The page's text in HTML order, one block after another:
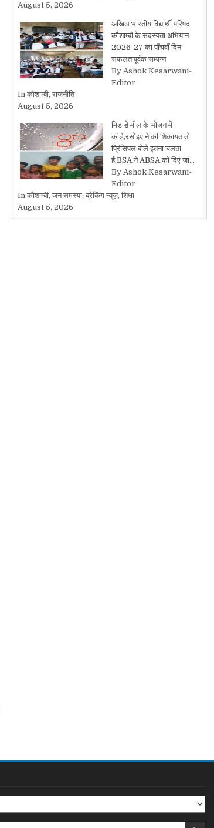
August 5, 2026
अखिल भारतीय विद्यार्थी परिषद
कौशाम्बी के सदस्यता अभियान
2026-27 का पाँचवाँ दिन
सफलतापूर्वक सम्पन्न
By Ashok Kesarwani-
Editor
In कौशाम्बी, राजनीति
August 5, 2026
मिड डे मील के भोजन में
कीड़े,रसोइए ने की शिकायत तो
प्रिंसिपल बोले इतना चलता
है,BSA ने ABSA को दिए जा…
By Ashok Kesarwani-
Editor
In कौशाम्बी, जन समस्या, ब्रेकिंग न्यूज़, शिक्षा
August 5, 2026